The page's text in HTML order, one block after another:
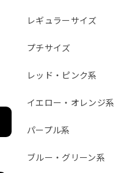
レギュラーサイズ
プチサイズ
レッド・ピンク系
イエロー・オレンジ系
パープル系
ブルー・グリーン系